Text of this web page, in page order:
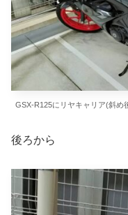
GSX-R125にリヤキャリア(斜め
後ろから